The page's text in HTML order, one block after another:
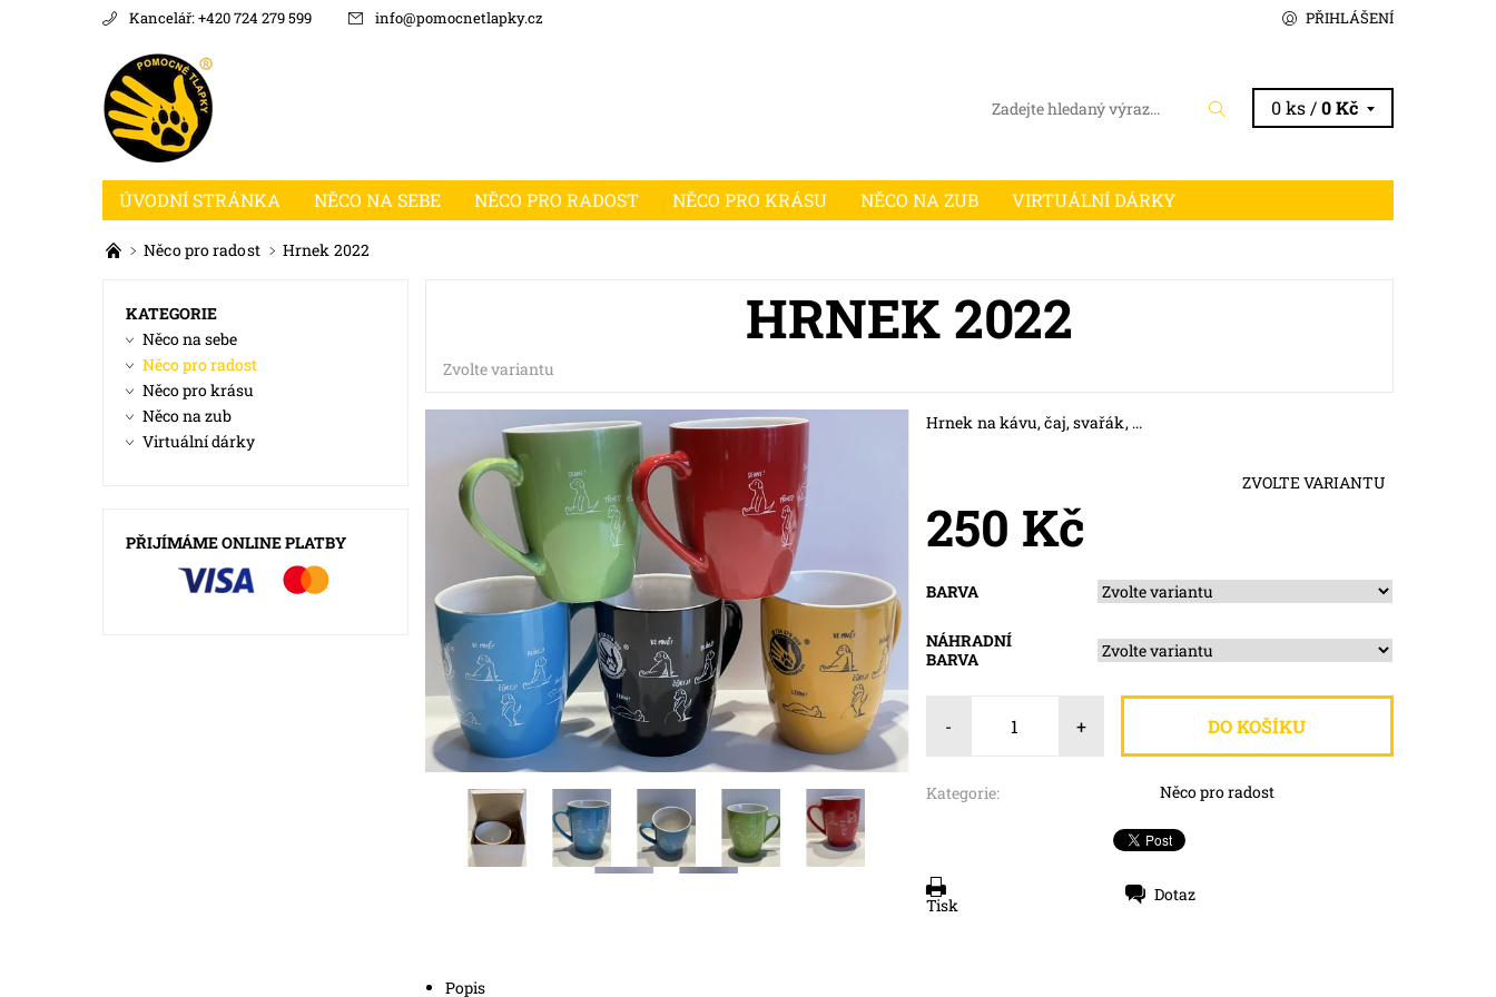
Kancelář: +420 724 279 599 info@pomocnetlapky.cz PŘIHLÁŠENÍ
0 ks /0 Kč
ÚVODNÍ STRÁNKA NĚCO NA SEBE NĚCO PRO RADOST NĚCO PRO KRÁSU NĚCO NA ZUB
VIRTUÁLNÍ DÁRKY
DODACÍ PODMÍNKY
KONTAKTY
Něco pro radost Hrnek 2022
HRNEK 2022
Zvolte variantu
Hrnek na kávu, čaj, svařák, ...
ZVOLTE VARIANTU
250 Kč
BARVA
NÁHRADNÍ
BARVA
- +
Kategorie: Něco pro radost
Tisk
Dotaz
Popis
KATEGORIE
Něco na sebe
Něco pro radost
Něco pro krásu
Něco na zub
Virtuální dárky
PŘIJÍMÁME ONLINE PLATBY